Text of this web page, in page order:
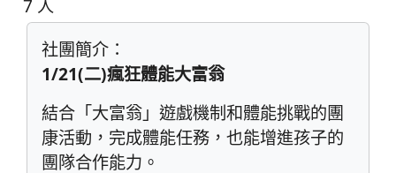
7 人
社團簡介：
1/21(二)瘋狂體能大富翁
結合「大富翁」遊戲機制和體能挑戰的團
康活動，完成體能任務，也能增進孩子的
團隊合作能力。